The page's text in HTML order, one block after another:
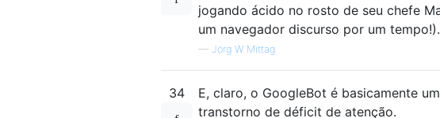
jogando ácido no rosto de seu chefe
um navegador discurso por um tempo!).
— Jörg W Mittag
34
E, claro, o GoogleBot é basicamente
transtorno de déficit de atenção.